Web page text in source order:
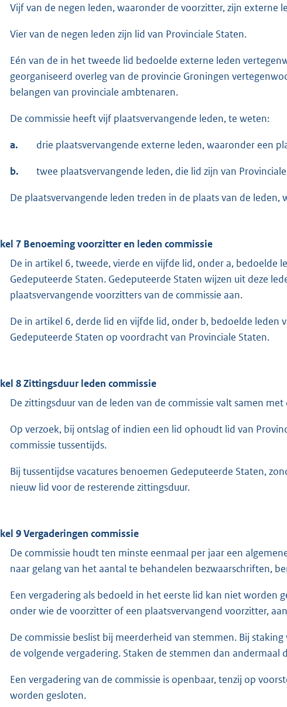
Vijf van de negen leden, waaronder de voorzitter, zijn externe
Vier van de negen leden zijn lid van Provinciale Staten.
Eén van de in het tweede lid bedoelde externe leden
georganiseerd overleg van de provincie Groningen
belangen van provinciale ambtenaren.
De commissie heeft vijf plaatsvervangende leden, te weten:
a. drie plaatsvervangende externe leden, waaronder een
b. twee plaatsvervangende leden, die lid zijn van
De plaatsvervangende leden treden in de plaats van de leden,
7 Benoeming voorzitter en leden commissie
De in artikel 6, tweede, vierde en vijfde lid, onder a, bedoelde
Gedeputeerde Staten. Gedeputeerde Staten wijzen uit deze
plaatsvervangende voorzitters van de commissie aan.
De in artikel 6, derde lid en vijfde lid, onder b, bedoelde leden
Gedeputeerde Staten op voordracht van Provinciale Staten.
8 Zittingsduur leden commissie
De zittingsduur van de leden van de commissie valt samen
Op verzoek, bij ontslag of indien een lid ophoudt lid van
commissie tussentijds.
Bij tussentijdse vacatures benoemen Gedeputeerde Staten,
nieuw lid voor de resterende zittingsduur.
9 Vergaderingen commissie
De commissie houdt ten minste eenmaal per jaar een
naar gelang van het aantal te behandelen bezwaarschriften,
Een vergadering als bedoeld in het eerste lid kan niet worden
onder wie de voorzitter of een plaatsvervangend voorzitter,
De commissie beslist bij meerderheid van stemmen. Bij
de volgende vergadering. Staken de stemmen dan andermaal
Een vergadering van de commissie is openbaar, tenzij op
worden gesloten.